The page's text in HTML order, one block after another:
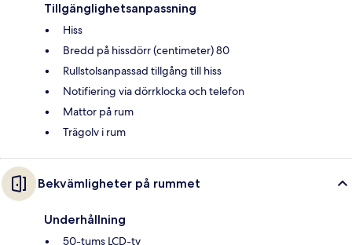
Tillgänglighetsanpassning
Hiss
Bredd på hissdörr (centimeter) 80
Rullstolsanpassad tillgång till hiss
Notifiering via dörrklocka och telefon
Mattor på rum
Trägolv i rum
Bekvämligheter på rummet
Underhållning
50-tums LCD-tv